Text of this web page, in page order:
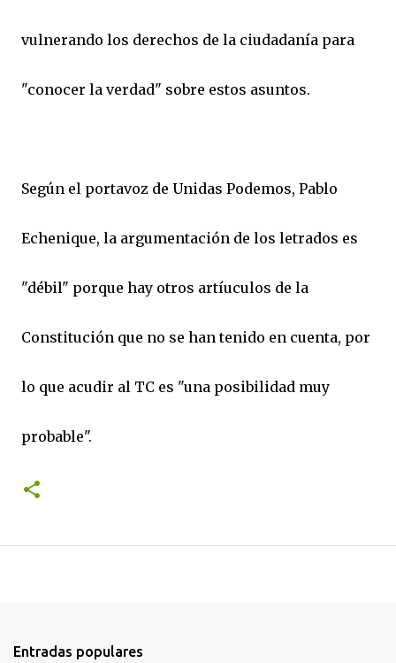
vulnerando los derechos de la ciudadanía para
"conocer la verdad" sobre estos asuntos.
Según el portavoz de Unidas Podemos, Pablo
Echenique, la argumentación de los letrados es
"débil" porque hay otros artíuculos de la
Constitución que no se han tenido en cuenta, por
lo que acudir al TC es "una posibilidad muy
probable".
Entradas populares